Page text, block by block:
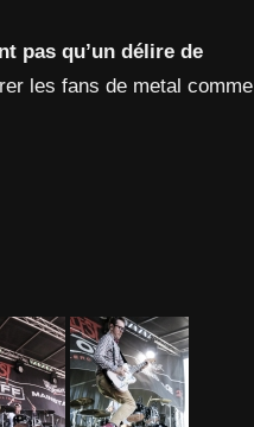
pas qu’un délire de
les fans de metal comme